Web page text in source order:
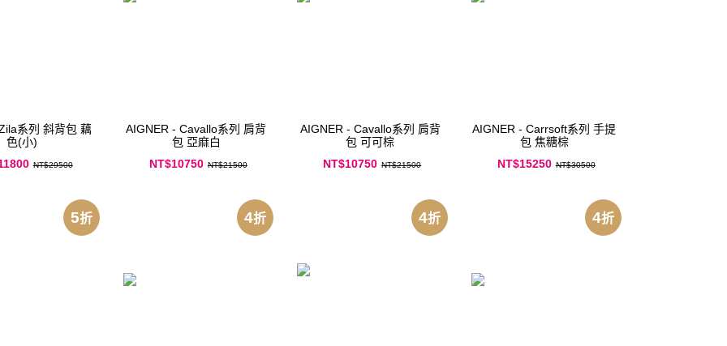
系列 斜背包 藕
色(小)
NT$29500
AIGNER - Cavallo系列 肩背
包 亞麻白
NT$10750 NT$21500
AIGNER - Cavallo系列 肩背
包 可可棕
NT$10750 NT$21500
AIGNER - Carrsoft系列 手提
包 焦糖棕
NT$15250 NT$30500
5折 4折 4折 4折